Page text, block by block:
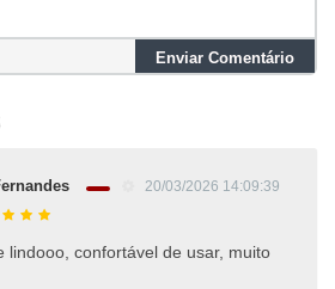
Enviar Comentário
20/03/2026 14:09:39
lindooo, confortável de usar, muito